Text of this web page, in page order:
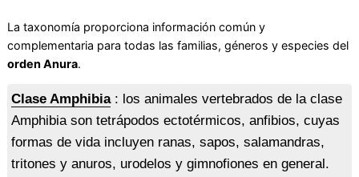
La taxonomía proporciona información común y
complementaria para todas las familias, géneros y especies del
orden Anura.
Clase Amphibia: los animales vertebrados de la clase
Amphibia son tetrápodos ectotérmicos, anfibios, cuyas
formas de vida incluyen ranas, sapos, salamandras,
tritones y anuros, urodelos y gimnofiones en general.